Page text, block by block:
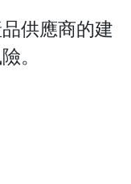
供應商的建
。